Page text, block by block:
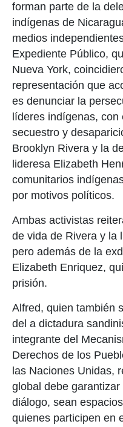
forman parte de la
indígenas de
medios
Expediente Público,
Nueva York,
representación que
es denunciar la
líderes indígenas, con
secuestro y
Brooklyn Rivera y la
lideresa Elizabeth
comunitarios
por motivos políticos.
Ambas activistas
de vida de Rivera y la
pero además de la
Elizabeth Enriquez,
prisión.
Alfred, quien también
del a dictadura
integrante del
Derechos de los
las Naciones Unidas,
global debe
diálogo, sean
quienes participen en